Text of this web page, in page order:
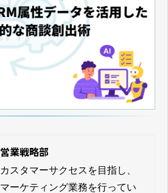
営業戦略部
カスタマーサクセスを目指し、
マーケティング業務を行ってい